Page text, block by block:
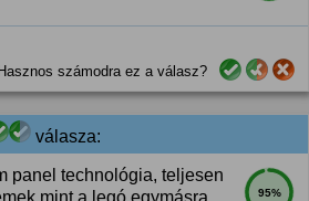
Hasznos számodra ez a válasz?
válasza:
95%
panel technológia, teljesen
mint a legó egymásra